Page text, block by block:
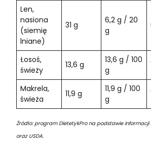
Len,
nasiona
(siemię
lniane)
31 g
6,2 g / 20
g
Łosoś,
świeży
13,6 g
13,6 g / 100
g
Makrela,
świeża
11,9 g
11,9 g / 100
g
Źródło: program DietetykPro na podstawie informacji
oraz USDA.